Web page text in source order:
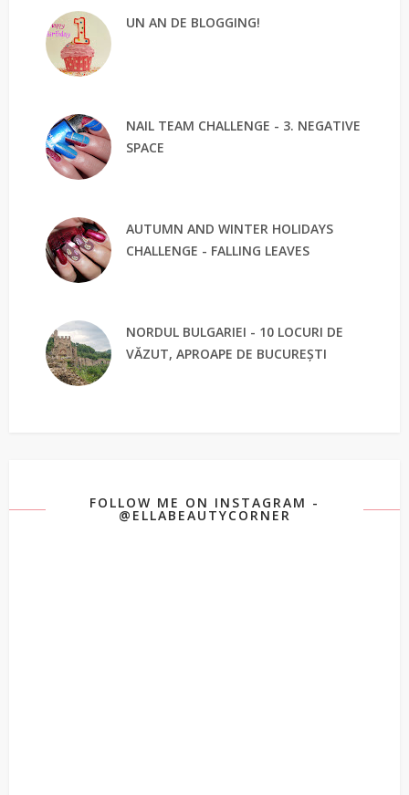
UN AN DE BLOGGING!
NAIL TEAM CHALLENGE - 3. NEGATIVE
SPACE
AUTUMN AND WINTER HOLIDAYS
CHALLENGE - FALLING LEAVES
NORDUL BULGARIEI - 10 LOCURI DE
VĂZUT, APROAPE DE BUCUREȘTI
FOLLOW ME ON INSTAGRAM -
@ELLABEAUTYCORNER